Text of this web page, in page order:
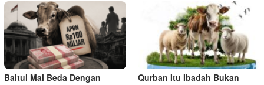
Baitul Mal Beda Dengan
Qurban Itu Ibadah Bukan